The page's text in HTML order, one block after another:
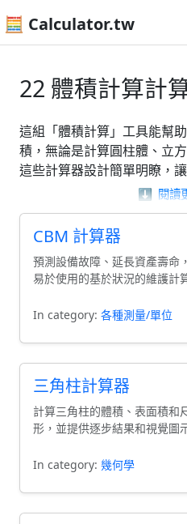
🧮 Calculator.tw
22 體積計算計
這組「體積計算」工具能幫
積，無論是計算圓柱體、立
這些計算器設計簡單明瞭，
需求，如箱子容積計算或水
工具來簡化與體積計算相關
他重要的工作。無論是學術
「體積計算」工具都能為您
⬇️ 閱讀
CBM 計算器
預測設備故障、延長資產壽命
易於使用的基於狀況的維護計
In category: 各種測量/單位
三角柱計算器
計算三角柱的體積、表面積和
形，並提供逐步結果和視覺圖
In category: 幾何學